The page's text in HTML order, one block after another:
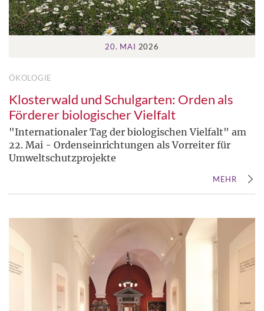
20. MAI 2026
ÖKOLOGIE
Klosterwald und Schulgarten: Orden als
Förderer biologischer Vielfalt
"Internationaler Tag der biologischen Vielfalt" am
22. Mai - Ordenseinrichtungen als Vorreiter für
Umweltschutzprojekte
MEHR